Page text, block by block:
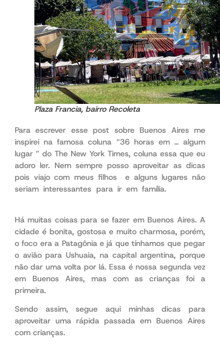
Plaza Francia, bairro Recoleta
Para escrever esse post sobre Buenos Aires me
inspirei na famosa coluna “36 horas em … algum
lugar ” do The New York Times, coluna essa que eu
adoro ler. Nem sempre posso aproveitar as dicas
pois viajo com meus filhos e alguns lugares não
seriam interessantes para ir em família.
Há muitas coisas para se fazer em Buenos Aires. A
cidade é bonita, gostosa e muito charmosa, porém,
o foco era a Patagônia e já que tínhamos que pegar
o avião para Ushuaia, na capital argentina, porque
não dar uma volta por lá. Essa é nossa segunda vez
em Buenos Aires, mas com as crianças foi a
primeira.
Sendo assim, segue aqui minhas dicas para
aproveitar uma rápida passada em Buenos Aires
com crianças.